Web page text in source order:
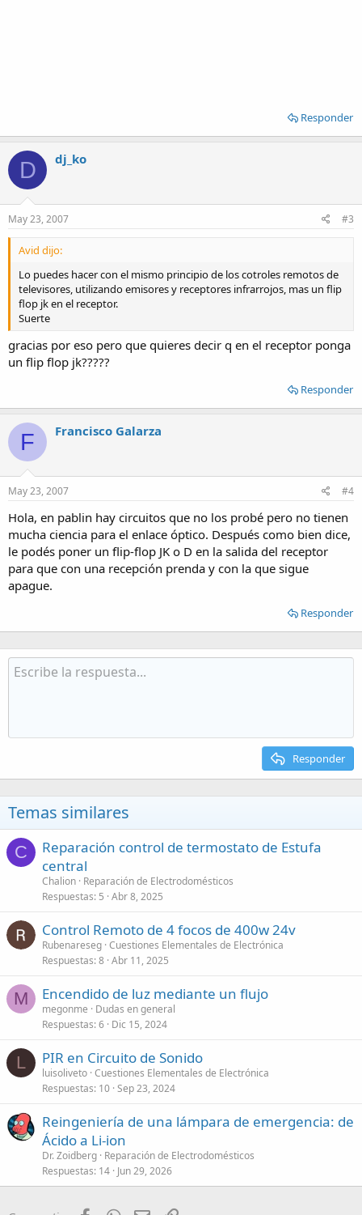
Responder
D dj_ko
May 23, 2007 #3
Avid dijo:
Lo puedes hacer con el mismo principio de los cotroles remotos de
televisores, utilizando emisores y receptores infrarrojos, mas un flip
flop jk en el receptor.
Suerte
gracias por eso pero que quieres decir q en el receptor ponga
un flip flop jk?????
Responder
F Francisco Galarza
May 23, 2007 #4
Hola, en pablin hay circuitos que no los probé pero no tienen
mucha ciencia para el enlace óptico. Después como bien dice,
le podés poner un flip-flop JK o D en la salida del receptor
para que con una recepción prenda y con la que sigue
apague.
Responder
Responder
Temas similares
C
Reparación control de termostato de Estufa
central
Chalion Reparación de Electrodomésticos
Respuestas 5 Abr 8, 2025
Control Remoto de 4 focos de 400w 24v
Rubenareseg Cuestiones Elementales de Electrónica
Respuestas 8 Abr 11, 2025
M Encendido de luz mediante un flujo
megonme
Dudas en general
Respuestas 6 Dic 15, 2024
L PIR en Circuito de Sonido
luisoliveto Cuestiones Elementales de Electrónica
Respuestas 10 Sep 23, 2024
Reingeniería de una lámpara de emergencia: de
Ácido a Li-ion
Dr. Zoidberg Reparación de Electrodomésticos
Respuestas 14 Jun 29, 2026